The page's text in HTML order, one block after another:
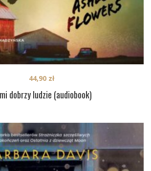
dobrzy ludzie (audiobook)
44,90 zł